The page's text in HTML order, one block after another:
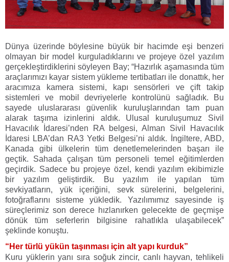
Dünya üzerinde böylesine büyük bir hacimde eşi benzeri
olmayan bir model kurguladıklarını ve projeye özel yazılım
gerçekleştirdiklerini söyleyen Bay; “Hazırlık aşamasında tüm
araçlarımızı kayar sistem yükleme tertibatları ile donattık, her
aracımıza kamera sistemi, kapı sensörleri ve çift takip
sistemleri ve mobil devriyelerle kontrolünü sağladık. Bu
sayede uluslararası güvenlik kuruluşlarından tam puan
alarak taşıma izinlerini aldık. Ulusal kuruluşumuz Sivil
Havacılık İdaresi’nden RA belgesi, Alman Sivil Havacılık
İdaresi LBA’dan RA3 Yetki Belgesi’ni aldık. İngiltere, ABD,
Kanada gibi ülkelerin tüm denetlemelerinden başarı ile
geçtik. Sahada çalışan tüm personeli temel eğitimlerden
geçirdik. Sadece bu projeye özel, kendi yazılım ekibimizle
bir yazılım geliştirdik. Bu yazılım ile yapılan tüm
sevkiyatların, yük içeriğini, sevk sürelerini, belgelerini,
fotoğraflarını sisteme yükledik. Yazılımımız sayesinde iş
süreçlerimiz son derece hızlanırken gelecekte de geçmişe
dönük tüm seferlerin bilgisine rahatlıkla ulaşabilecek”
şeklinde konuştu.
“Her türlü yükün taşınması için alt yapı kurduk”
Kuru yüklerin yanı sıra soğuk zincir, canlı hayvan, tehlikeli